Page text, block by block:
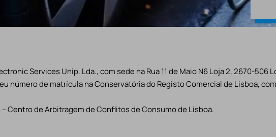
Services Unip. Lda., com sede na Rua 11 de Maio N6 Loja 2, 2670-506
número de matrícula na Conservatória do Registo Comercial de Lisboa,
Centro de Arbitragem de Conflitos de Consumo de Lisboa.